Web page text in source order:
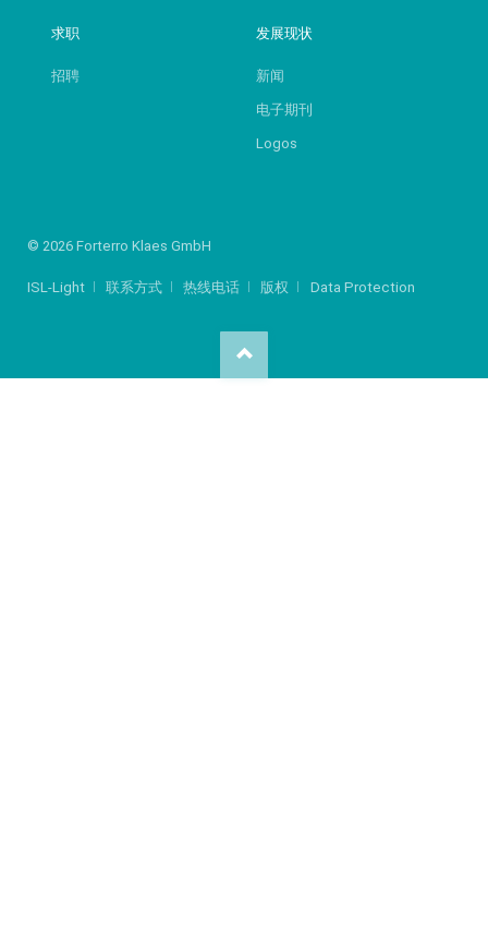
求职
招聘
发展现状
新闻
电子期刊
Logos
© 2026 Forterro Klaes GmbH
ISL-Light 联系方式 热线电话 版权 Data Protection